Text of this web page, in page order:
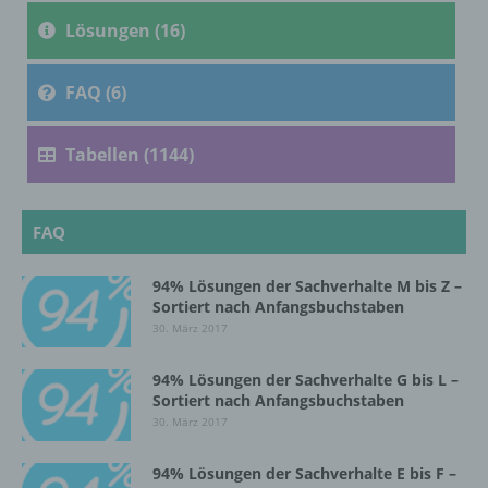
Lösungen (16)
FAQ (6)
Tabellen (1144)
FAQ
94% Lösungen der Sachverhalte M bis Z –
Sortiert nach Anfangsbuchstaben
30. März 2017
94% Lösungen der Sachverhalte G bis L –
Sortiert nach Anfangsbuchstaben
30. März 2017
94% Lösungen der Sachverhalte E bis F –
c) Verarbeitung
Verarbeitung ist jeder mit oder ohne Hilfe
Vorgang oder jede solche Vorgangsreihe im
Zusammenhang mit personenbezogenen
Organisation, das Ordnen, die Speicherung,
die Anpassung oder Veränderung, das
Auslesen, das Abfragen, die Verwendung,
Verbreitung oder eine andere Form der
Bereitstellung, den Abgleich oder die
Verknüpfung, die Einschränkung, das
Löschen oder die Vernichtung.
d) Einschränkung der Verarbeitung
Einschränkung der Verarbeitung ist die
Markierung gespeicherter